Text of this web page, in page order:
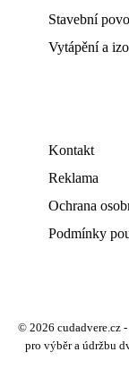
Stavební
Vytápění a
Kontakt
Reklama
Ochrana
Podmínky
© 2026 cudadvere.cz
pro výběr a údržbu